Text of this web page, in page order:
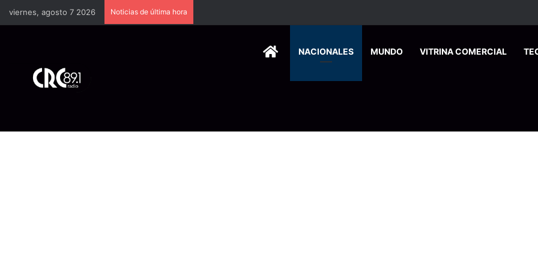
viernes, agosto 7 2026 Noticias de última hora
HOMENACIONALES MUNDO VITRINA COMERCIAL